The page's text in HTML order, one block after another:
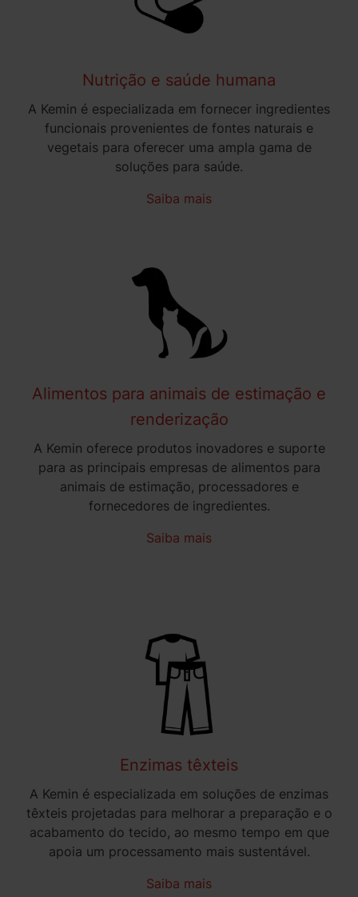
Nutrição e saúde humana
A Kemin é especializada em fornecer ingredientes
funcionais provenientes de fontes naturais e
vegetais para oferecer uma ampla gama de
soluções para saúde.
Saiba mais
Alimentos para animais de estimação e
renderização
A Kemin oferece produtos inovadores e suporte
para as principais empresas de alimentos para
animais de estimação, processadores e
fornecedores de ingredientes.
Saiba mais
Enzimas têxteis
A Kemin é especializada em soluções de enzimas
têxteis projetadas para melhorar a preparação e o
acabamento do tecido, ao mesmo tempo em que
apoia um processamento mais sustentável.
Saiba mais